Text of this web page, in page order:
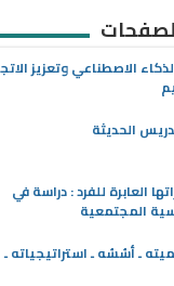
الاصطناعي وتعزيز
الحديثة
العابرة للفرد : دراسة في
المجتمعية
ـ أسُسُه ـ استراتيجياته ـ